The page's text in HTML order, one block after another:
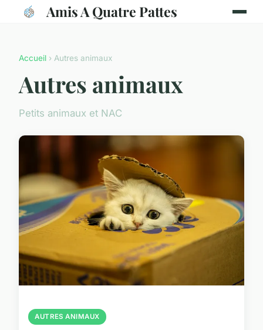
Amis A Quatre Pattes
Accueil › Autres animaux
Autres animaux
Petits animaux et NAC
AUTRES ANIMAUX